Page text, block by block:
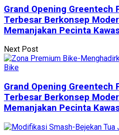
Grand Opening Greentech
Terbesar Berkonsep
Memanjakan Pecinta
Next Post
Grand Opening Greentech
Terbesar Berkonsep
Memanjakan Pecinta